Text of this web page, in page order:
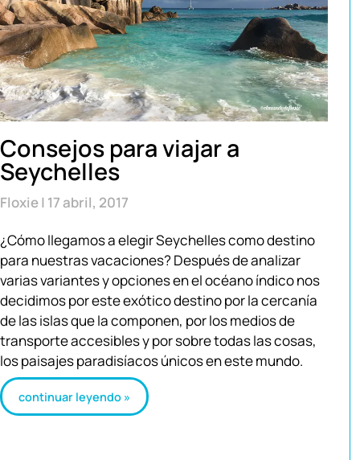
Consejos para viajar a
Seychelles
Floxie 17 abril, 2017
¿Cómo llegamos a elegir Seychelles como destino
para nuestras vacaciones? Después de analizar
varias variantes y opciones en el océano índico nos
decidimos por este exótico destino por la cercanía
de las islas que la componen, por los medios de
transporte accesibles y por sobre todas las cosas,
los paisajes paradisíacos únicos en este mundo.
continuar leyendo »